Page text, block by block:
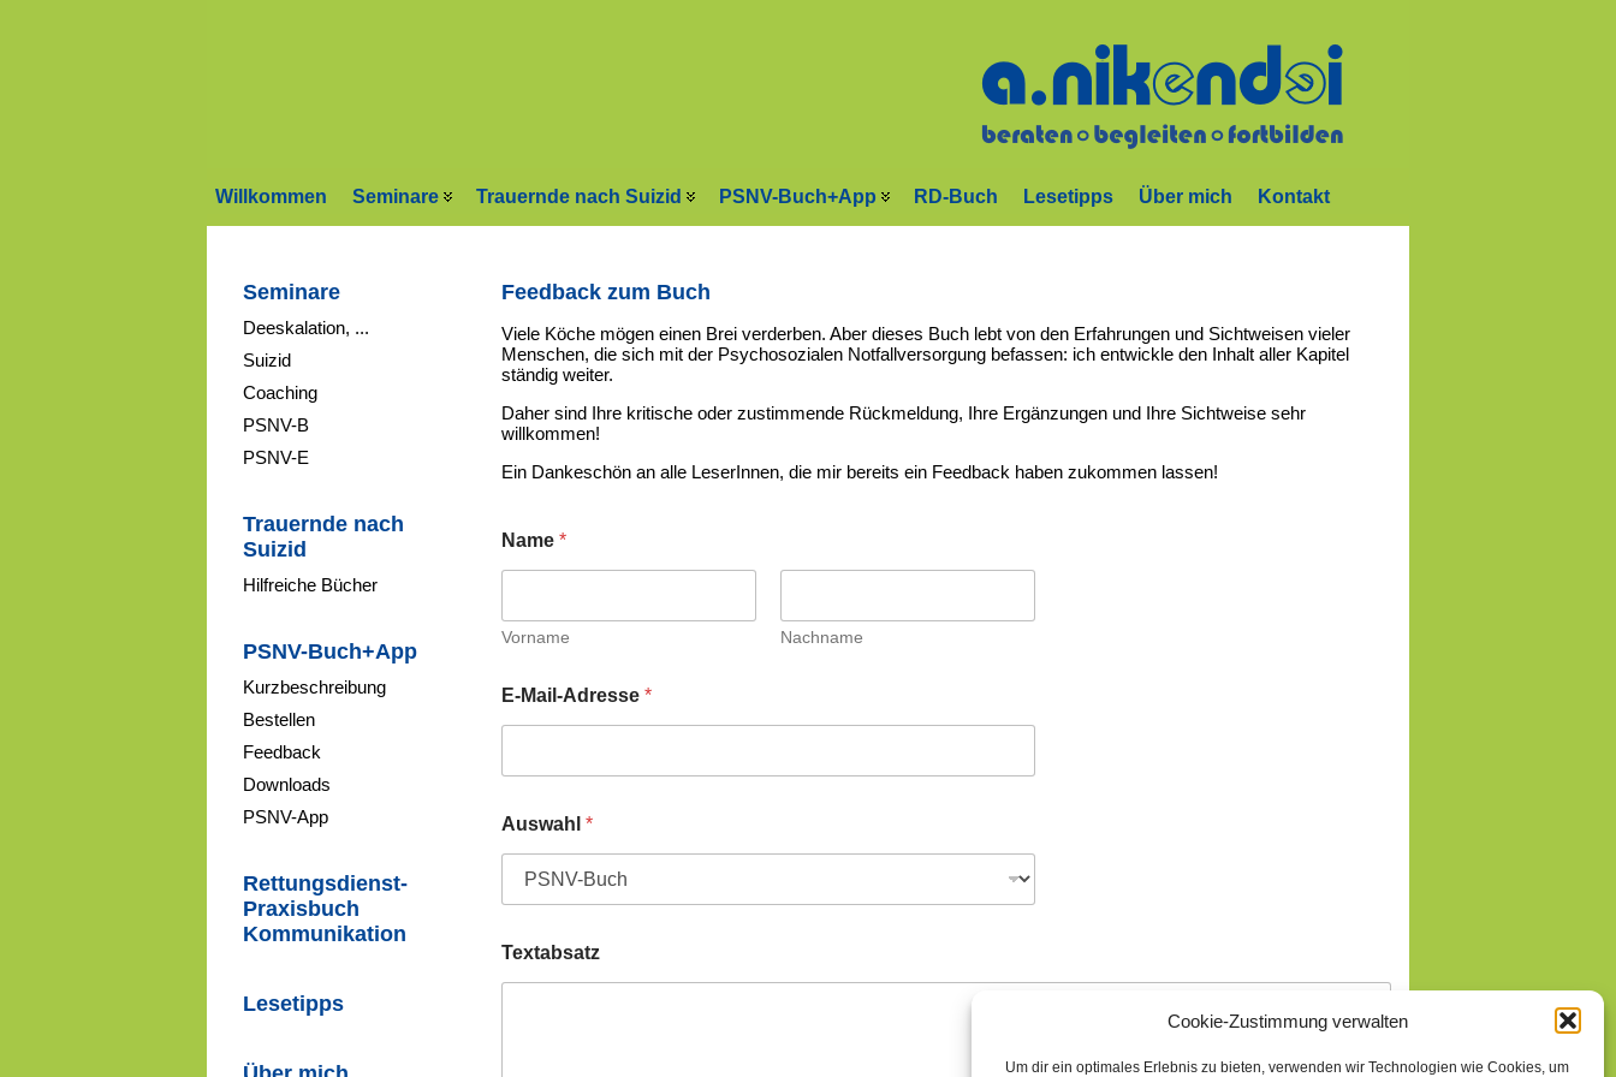
Cookie-Zustimmung verwalten
Um dir ein optimales Erlebnis zu bieten, verwenden wir Technologien wie Cookies, um
Willkommen Seminare Trauernde nach Suizid PSNV-Buch+App RD-Buch Lesetipps Über mich Kontakt
Seminare
Deeskalation, ...
Suizid
Coaching
PSNV-B
PSNV-E
Trauernde nach
Suizid
Hilfreiche Bücher
PSNV-Buch+App
Kurzbeschreibung
Bestellen
Feedback
Downloads
PSNV-App
Rettungsdienst-
Praxisbuch
Kommunikation
Lesetipps
Feedback zum Buch
Viele Köche mögen einen Brei verderben. Aber dieses Buch lebt von den Erfahrungen und Sichtweisen vieler
Menschen, die sich mit der Psychosozialen Notfallversorgung befassen: ich entwickle den Inhalt aller Kapitel
ständig weiter.
Daher sind Ihre kritische oder zustimmende Rückmeldung, Ihre Ergänzungen und Ihre Sichtweise sehr
willkommen!
Ein Dankeschön an alle LeserInnen, die mir bereits ein Feedback haben zukommen lassen!
Name *
Vorname Nachname
E-Mail-Adresse *
Auswahl *
Textabsatz